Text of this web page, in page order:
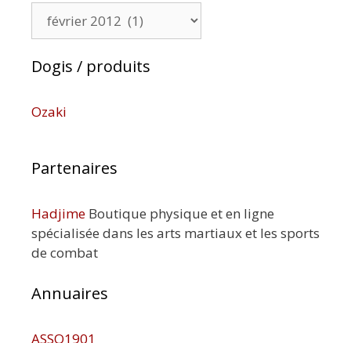
Dogis / produits
Ozaki
Partenaires
Hadjime Boutique physique et en ligne
spécialisée dans les arts martiaux et les sports
de combat
Annuaires
ASSO1901